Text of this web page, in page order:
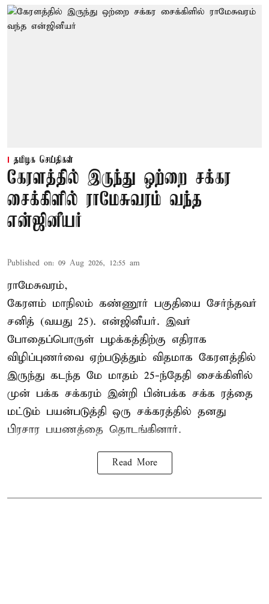
தமிழக செய்திகள்
கேரளத்தில் இருந்து ஒற்றை சக்கர
சைக்கிளில் ராமேசுவரம் வந்த
என்ஜினீயர்
Published on: 09 Aug 2026, 12:55 am
ராமேசுவரம்,
கேரளம் மாநிலம் கண்ணூர் பகுதியை சேர்ந்தவர்
சனித் (வயது 25). என்ஜினீயர். இவர்
போதைப்பொருள் பழக்கத்திற்கு எதிராக
விழிப்புணர்வை ஏற்படுத்தும் விதமாக கேரளத்தில்
இருந்து கடந்த மே மாதம் 25-ந்தேதி சைக்கிளில்
முன் பக்க சக்கரம் இன்றி பின்பக்க சக்க ரத்தை
மட்டும் பயன்படுத்தி ஒரு சக்கரத்தில் தனது
பிரசார பயணத்தை தொடங்கினார்.
Read More